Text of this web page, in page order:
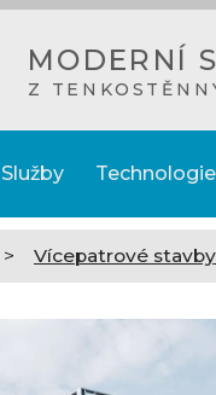
MODERNÍ
Z
Služby Technologie
> Vícepatrové stavby